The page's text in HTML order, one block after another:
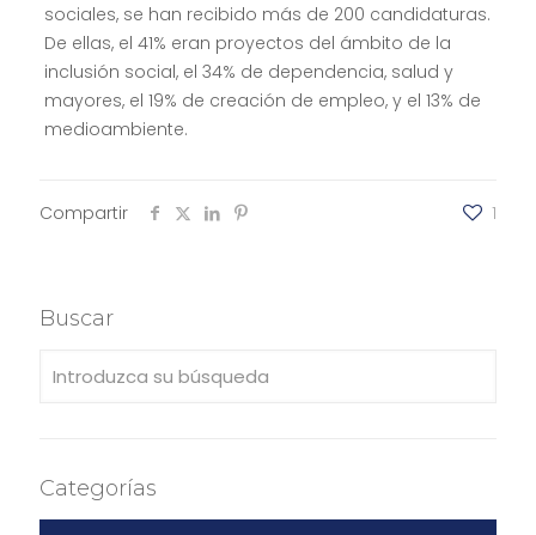
sociales, se han recibido más de 200 candidaturas.
De ellas, el 41% eran proyectos del ámbito de la
inclusión social, el 34% de dependencia, salud y
mayores, el 19% de creación de empleo, y el 13% de
medioambiente.
Compartir 1
Buscar
Categorías